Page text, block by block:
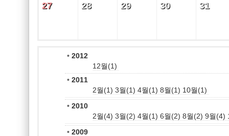
27
27 28
28 29
29 30
30 31
31
• 2012
12월(1)
• 2011
2월(1) 3월(1) 4월(1) 8월(1) 10월(1)
• 2010
2월(4) 3월(2) 4월(1) 6월(2) 8월(2) 9월(4)
• 2009